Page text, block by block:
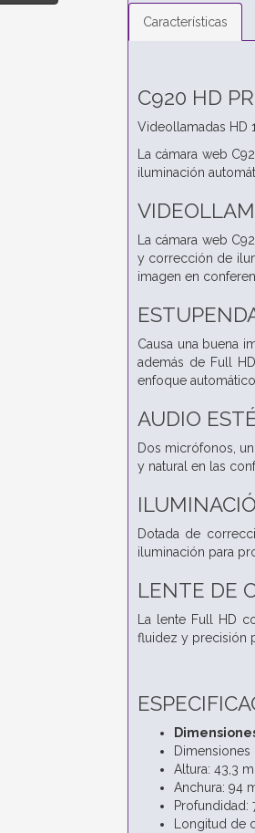
Características
C920 HD
Videollamadas HD
La cámara web
iluminación
La cámara web
y corrección de
imagen en
Causa una buena
además de Full
enfoque
AUDIO
Dos micrófonos,
y natural en las
Dotada de
iluminación para
LENTE DE
La lente Full HD
fluidez y precisión
Altura: 43,3
Anchura: 94
Profundidad:
Longitud de